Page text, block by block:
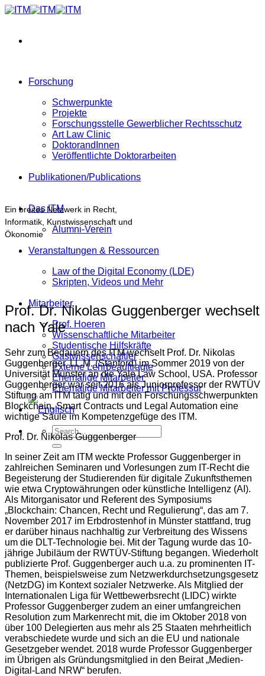
Zum
Forschung
Schwerpunkte
Projekte
Forschungsstelle Gewerblicher Rechtsschutz
Art Law Clinic
DoktorandInnen
Veröffentlichte Doktorarbeiten
Publikationen/Publications
Das ITM
Alumni-Verein
Veranstaltungen & Ressourcen
Law of the Digital Economy (LDE)
Skripten, Videos und Mehr
Mitarbeiter
Prof. Hoeren
Wissenschaftliche Mitarbeiter
Studentische Hilfskräfte
Gastwissenschaftler
Externe Lehrbeauftragte
Ehemalige Mitarbeiter
Ehemalige Mitarbeiter mit Professur
Ein breites Netzwerk in Recht,
Informatik, Kunstwissenschaft und
Ökonomie
Prof. Dr. Nikolas Guggenberger wechselt
nach Yale
Sehr zum Bedauern des ITM wechselt Prof. Dr. Nikolas
Guggenberger, LL.M. (Stanford) im Sommer 2019 von der
Universität Münster an die Yale Law School, USA. Professor
Guggenberger war seit 2016 als Juniorprofessor der RWTÜV
Stiftung am ITM tätig und mit den Forschungsschwerpunkten
Blockchain, Smart Contracts und Legal Automation eine
wichtige Säule im Kompetenzgefüge des ITM.
Prof. Dr. Nikolas Guggenberger
In seiner Zeit am ITM weckte Professor Guggenberger in
zahlreichen Seminaren und Vorlesungen zum IT-Recht die
Begeisterung der Studierenden für digitale Zukunftsthemen
wie etwa Cryptowährungen oder künstliche Intelligenz (AI).
Als Mitorganisator und Referent des Symposiums
„Blockchain: Chancen, Recht und Regulierung“, das am 7.
November 2017 im Erbdrostenhof in Münster stattfand, trug
er darüber hinaus nachhaltig zur Verbreitung des Wissens
um die DLT-Technologie bei. Mit der Tagung wurde das 10-
jährige Jubiläum der RWTÜV-Stiftung begangen. Wiederholt
publizierte Prof. Guggenberger auch u.a. zu prominenten IT-
Themen, beispielsweise zum Netzwerkdurchsetzungsgesetz
(NetzDG) im Kontext sozialer Netzwerke. Als Mitglied der
Internationalen Liga für Wettbewerbsrecht (LIDC) wirkte
Professor Guggenberger zudem an einer umfangreichen
Resolution zum Markenrecht mit, die im Oktober 2018 von
über 100 Delegierten aus mehr als 25 Staaten mehrheitlich
verabschiedete wurde und sich an die EU und nationale
Gesetzgeber wendet. 2018 wurde Professor Guggenberger
im Übrigen als Gründungsmitglied in den Beirat „Medien-
Digital-Land NRW“ berufen.